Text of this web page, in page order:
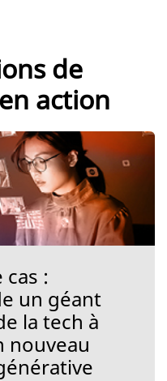
de
action
cas :
un géant
la tech à
nouveau